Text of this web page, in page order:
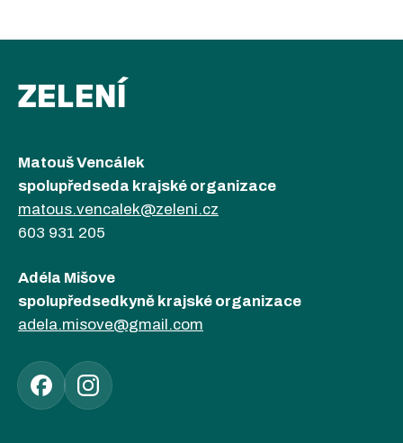
ZELENÍ
Matouš Vencálek
spolupředseda krajské organizace
matous.vencalek@zeleni.cz
603 931 205
Adéla Mišove
spolupředsedkyně krajské organizace
adela.misove@gmail.com